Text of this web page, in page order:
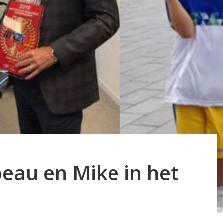
en Mike in het